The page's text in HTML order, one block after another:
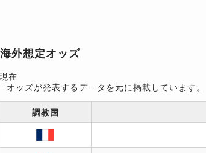
外想定オッズ
在
オッズが発表するデータを元に掲載しています。
調教国